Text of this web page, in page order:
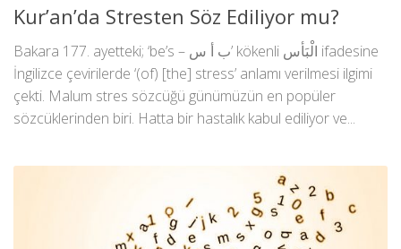
Kur’an’da Stresten Söz Ediliyor mu?
Bakara 177. ayetteki; ‘be’s – ب أ س’ kökenli الْبَأس ifadesine
İngilizce çevirilerde ‘(of) [the] stress’ anlamı verilmesi ilgimi
çekti. Malum stres sözcüğü günümüzün en popüler
sözcüklerinden biri. Hatta bir hastalık kabul ediliyor ve...